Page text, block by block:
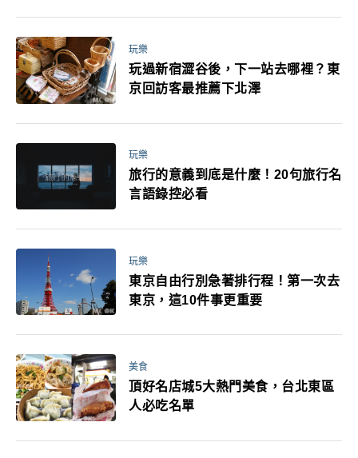
玩樂
玩過新宿澀谷後，下一站去哪裡？東
京回訪客最推薦下北澤
玩樂
旅行的意義到底是什麼！20句旅行名
言語錄控必看
玩樂
東京自由行別急著排行程！第一次去
東京，這10件事更重要
美食
頂好名店城5大熱門美食，台北東區
人必吃名單